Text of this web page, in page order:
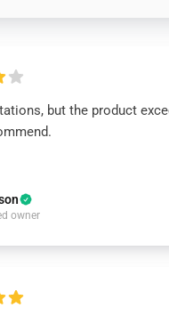
but the product
owner